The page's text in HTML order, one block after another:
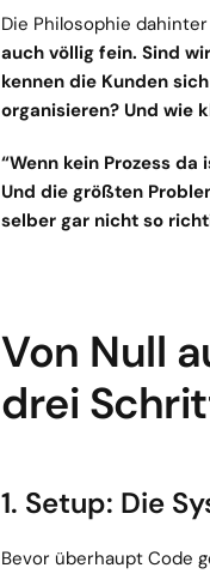
Die Philosophie
auch völlig fein. Sind
kennen die Kunden
organisieren? Und wie
“Wenn kein Prozess
Und die größten
selber gar nicht so
Von Null
drei
1. Setup: Die
Bevor überhaupt Code